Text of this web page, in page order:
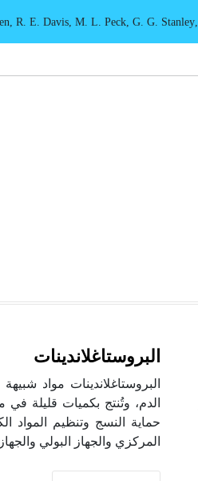
R. E. Davis, M. L. Peck, G. G. Stanley,
البروستاغلاندينات
البروستاغلاندينات مواد
الدم، وتُنتج بكميات قليلة
حماية النسج وتنظيم المواد
المركزي والجهاز البولي والجهاز